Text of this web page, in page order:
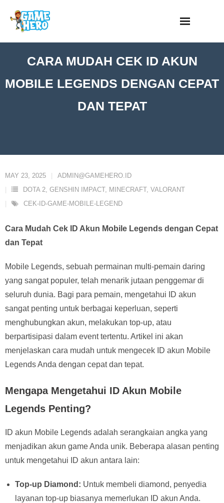
content
CARA MUDAH CEK ID AKUN
MOBILE LEGENDS DENGAN CEPAT
DAN TEPAT
MAY 23, 2025
ADMIN@GAMEHERO.ID
DOTA 2, GENSHIN IMPACT, MINECRAFT, VALORANT
CEK-ID-GAME-MOBILE-LEGEND
Cara Mudah Cek ID Akun Mobile Legends dengan Cepat
dan Tepat
Mobile Legends, sebuah permainan multi-pemain daring
yang sangat populer, telah menarik jutaan penggemar di
seluruh dunia. Bagi para pemain, mengetahui ID akun
sangat penting untuk berbagai keperluan, seperti
menghubungkan akun, melakukan top-up, atau
berpartisipasi dalam event tertentu. Artikel ini akan
menjelaskan cara mudah untuk mengecek ID akun Mobile
Legends Anda dengan cepat dan tepat.
Mengapa Mengetahui ID Akun Mobile
Legends Penting?
ID akun Mobile Legends adalah serangkaian angka yang
menjadikan akun game Anda unik. Beberapa alasan penting
untuk mengetahui ID akun antara lain:
Top-up Diamond: Untuk membeli diamond, penyedia
layanan top-up biasanya memerlukan ID akun Anda.